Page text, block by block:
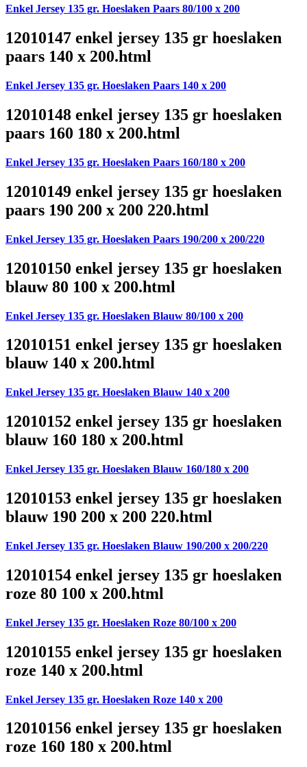
Enkel Jersey 135 gr. Hoeslaken Paars 80/100 x 200
12010147 enkel jersey 135 gr hoeslaken
paars 140 x 200.html
Enkel Jersey 135 gr. Hoeslaken Paars 140 x 200
12010148 enkel jersey 135 gr hoeslaken
paars 160 180 x 200.html
Enkel Jersey 135 gr. Hoeslaken Paars 160/180 x 200
12010149 enkel jersey 135 gr hoeslaken
paars 190 200 x 200 220.html
Enkel Jersey 135 gr. Hoeslaken Paars 190/200 x 200/220
12010150 enkel jersey 135 gr hoeslaken
blauw 80 100 x 200.html
Enkel Jersey 135 gr. Hoeslaken Blauw 80/100 x 200
12010151 enkel jersey 135 gr hoeslaken
blauw 140 x 200.html
Enkel Jersey 135 gr. Hoeslaken Blauw 140 x 200
12010152 enkel jersey 135 gr hoeslaken
blauw 160 180 x 200.html
Enkel Jersey 135 gr. Hoeslaken Blauw 160/180 x 200
12010153 enkel jersey 135 gr hoeslaken
blauw 190 200 x 200 220.html
Enkel Jersey 135 gr. Hoeslaken Blauw 190/200 x 200/220
12010154 enkel jersey 135 gr hoeslaken
roze 80 100 x 200.html
Enkel Jersey 135 gr. Hoeslaken Roze 80/100 x 200
12010155 enkel jersey 135 gr hoeslaken
roze 140 x 200.html
Enkel Jersey 135 gr. Hoeslaken Roze 140 x 200
12010156 enkel jersey 135 gr hoeslaken
roze 160 180 x 200.html